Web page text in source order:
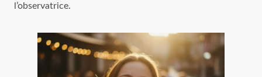
l’observatrice.